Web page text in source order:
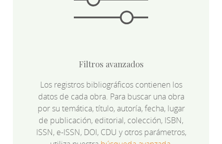
Filtros avanzados
Los registros bibliográficos contienen los
datos de cada obra. Para buscar una obra
por su temática, título, autoría, fecha, lugar
de publicación, editorial, colección, ISBN,
ISSN, e-ISSN, DOI, CDU y otros parámetros,